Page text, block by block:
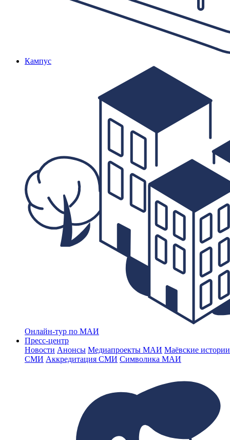
Кампус
Онлайн-тур по МАИ
Пресс-центр
Новости Анонсы Медиапроекты МАИ Маёвские
СМИ Аккредитация СМИ Символика МАИ